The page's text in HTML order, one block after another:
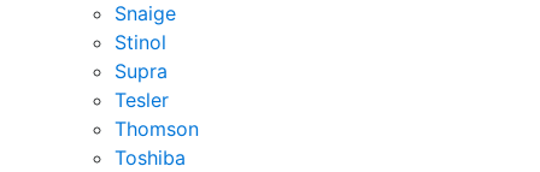
Snaige
Stinol
Supra
Tesler
Thomson
Toshiba